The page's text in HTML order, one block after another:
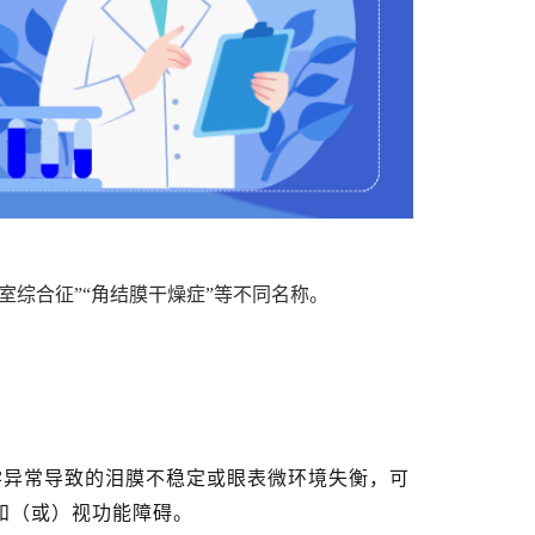
合征”“角结膜干燥症”等不同名称。
常导致的泪膜不稳定或眼表微环境失衡，可
或）视功能障碍。